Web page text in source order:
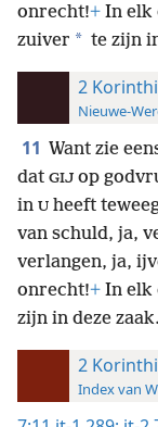
onrecht!+ In elk
zuiver * te zijn
2
Nieuwe-
11 Want zie
dat GIJ op
in U heeft
van schuld, ja,
verlangen, ja,
onrecht!+ In elk
zijn in deze
2
Index van